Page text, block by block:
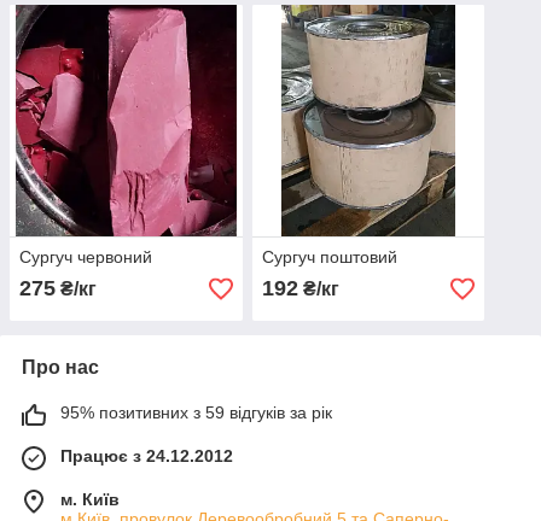
Сургуч червоний
275 ₴/кг
Сургуч поштовий
192₴/кг
Про нас
95% позитивних з 59 відгуків за рік
Працює з 24.12.2012
м. Київ